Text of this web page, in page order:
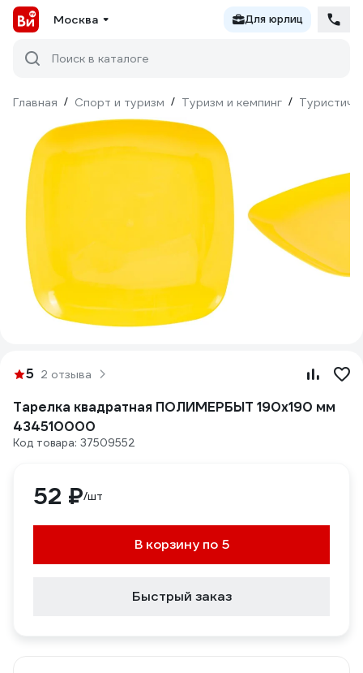
Москва Для юрлиц
Поиск в каталоге
Главная / Спорт и туризм / Туризм и кемпинг /
5 2 отзыва
Тарелка квадратная ПОЛИМЕРБЫТ 190x190 мм
434510000
Код товара: 37509552
52 ₽/шт
В корзину по 5
Быстрый заказ